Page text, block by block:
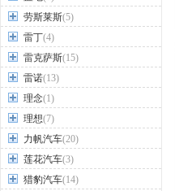
劳斯莱斯(5)
雷丁(4)
雷克萨斯(15)
雷诺(13)
理念(1)
理想(7)
力帆汽车(20)
莲花汽车(3)
猎豹汽车(14)